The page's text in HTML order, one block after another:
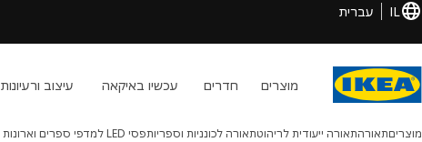
IL עברית
מוצרים חדרים עכשיו באיקאה עיצוב ורעיונות
מוצריםתאורהתאורה ייעודית לריהוטתאורה לכונניות וספריותפסי LED למדפי ספרים וארונות